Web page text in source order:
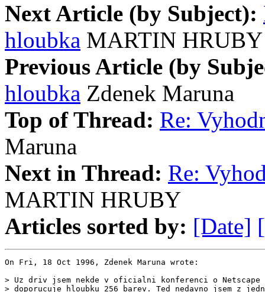
Next Article (by Subject):
hloubka MARTIN HRUBY
Previous Article (by
hloubka Zdenek Maruna
Top of Thread: Re:
Maruna
Next in Thread: Re:
MARTIN HRUBY
Articles sorted by: [Date]
On Fri, 18 Oct 1996, Zdenek Maruna wrote:
> Uz driv jsem nekde v oficialni konferenci o
> doporucuje hloubku 256 barev. Ted nedavno jsem z